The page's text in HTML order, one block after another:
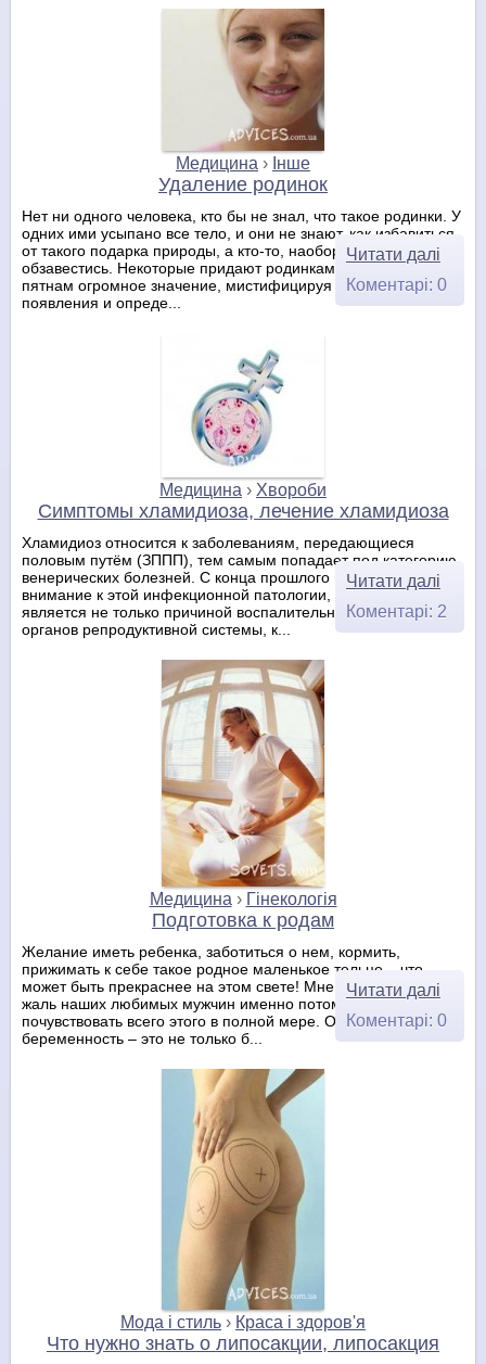
Медицина › Інше
Удаление родинок
Нет ни одного человека, кто бы не знал, что такое родинки. У
одних ими усыпано все тело, и они не знают, как избавиться
от такого подарка природы, а кто-то, наоборот, хотел бы ими
обзавестись. Некоторые придают родинкам и родимым
пятнам огромное значение, мистифицируя причины их
появления и опреде...
Читати далі
Коментарі: 0
Медицина › Хвороби
Симптомы хламидиоза, лечение хламидиоза
Хламидиоз относится к заболеваниям, передающиеся
половым путём (ЗППП), тем самым попадает под категорию
венерических болезней. С конца прошлого века возросло
внимание к этой инфекционной патологии, поскольку она
является не только причиной воспалительных заболеваний
органов репродуктивной системы, к...
Читати далі
Коментарі: 2
Медицина › Гінекологія
Подготовка к родам
Желание иметь ребенка, заботиться о нем, кормить,
прижимать к себе такое родное маленькое тельце – что
может быть прекраснее на этом свете! Мне иногда искренне
жаль наших любимых мужчин именно потому, что не дано им
почувствовать всего этого в полной мере. Однако
беременность – это не только б...
Читати далі
Коментарі: 0
Мода і стиль › Краса і здоров'я
Что нужно знать о липосакции, липосакция